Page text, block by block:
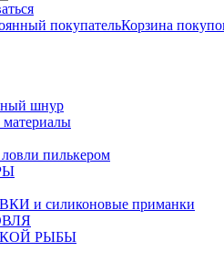
покупательКорзина
шнур
материалы
пилькером
и силиконовые приманки
РЫБЫ